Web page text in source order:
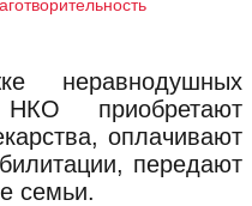
неравнодушных
приобретают
оплачивают
передают
семьи.